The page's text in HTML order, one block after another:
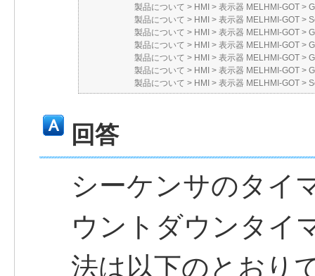
製品について > HMI > 表示器 MELHMI-GOT >
製品について > HMI > 表示器 MELHMI-GOT >
製品について > HMI > 表示器 MELHMI-GOT >
製品について > HMI > 表示器 MELHMI-GOT >
製品について > HMI > 表示器 MELHMI-GOT >
製品について > HMI > 表示器 MELHMI-GOT >
製品について > HMI > 表示器 MELHMI-GOT >
回答
シーケンサのタイ
ウントダウンタイ
法は以下のとおり